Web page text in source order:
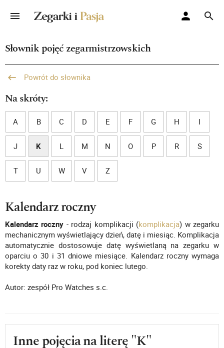
Słownik pojęć zegarmistrzowskich
Powrót do słownika
Na skróty:
A B C D E F G H I
J K L M N O P R S
T U W V Z
Kalendarz roczny
Kalendarz roczny - rodzaj komplikacji (komplikacja) w zegarku
mechanicznym wyświetlający dzień, datę i miesiąc. Komplikacja
automatycznie dostosowuje datę wyświetlaną na zegarku w
oparciu o 30 i 31 dniowe miesiące. Kalendarz roczny wymaga
korekty daty raz w roku, pod koniec lutego.
Autor: zespół Pro Watches s.c.
Inne pojęcia na literę "K"